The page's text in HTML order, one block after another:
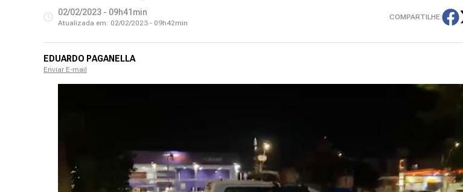
02/02/2023 - 09h41min
Atualizada em: 02/02/2023 - 09h42min
COMPARTILHE:
EDUARDO PAGANELLA
Enviar E-mail